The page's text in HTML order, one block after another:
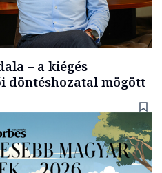
– a kiégés
döntéshozatal mögött